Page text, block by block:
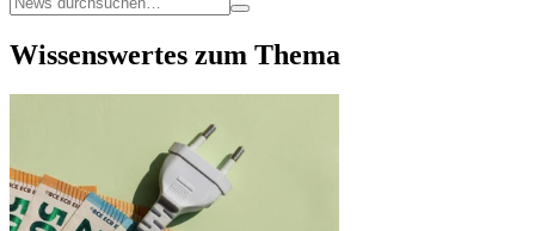
Wissenswertes zum Thema